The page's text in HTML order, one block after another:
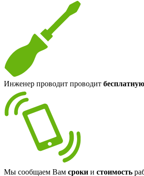
Инженер проводит проводит бесплатную
Мы сообщаем Вам сроки и стоимость